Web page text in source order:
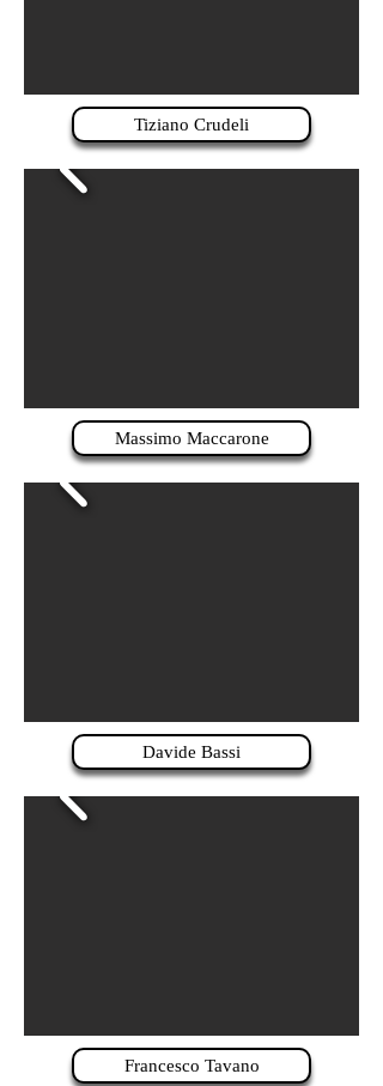
Tiziano Crudeli
Massimo Maccarone
Davide Bassi
Francesco Tavano